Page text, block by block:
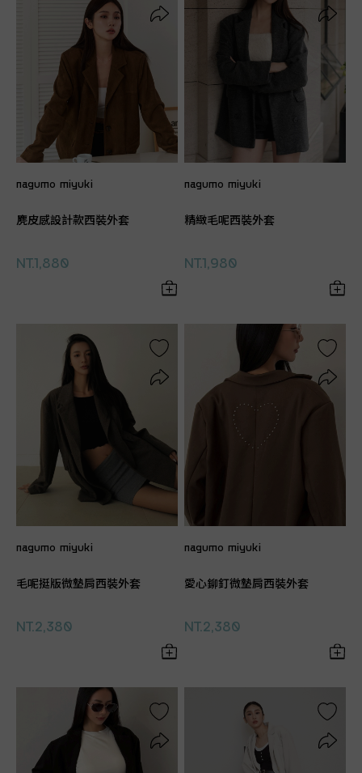
nagumo miyuki
麂皮感設計款西裝外套
NT.1,880
nagumo miyuki
精緻毛呢西裝外套
NT.1,980
nagumo miyuki
毛呢挺版微墊肩西裝外套
NT.2,380
nagumo miyuki
愛心鉚釘微墊肩西裝外套
NT.2,380